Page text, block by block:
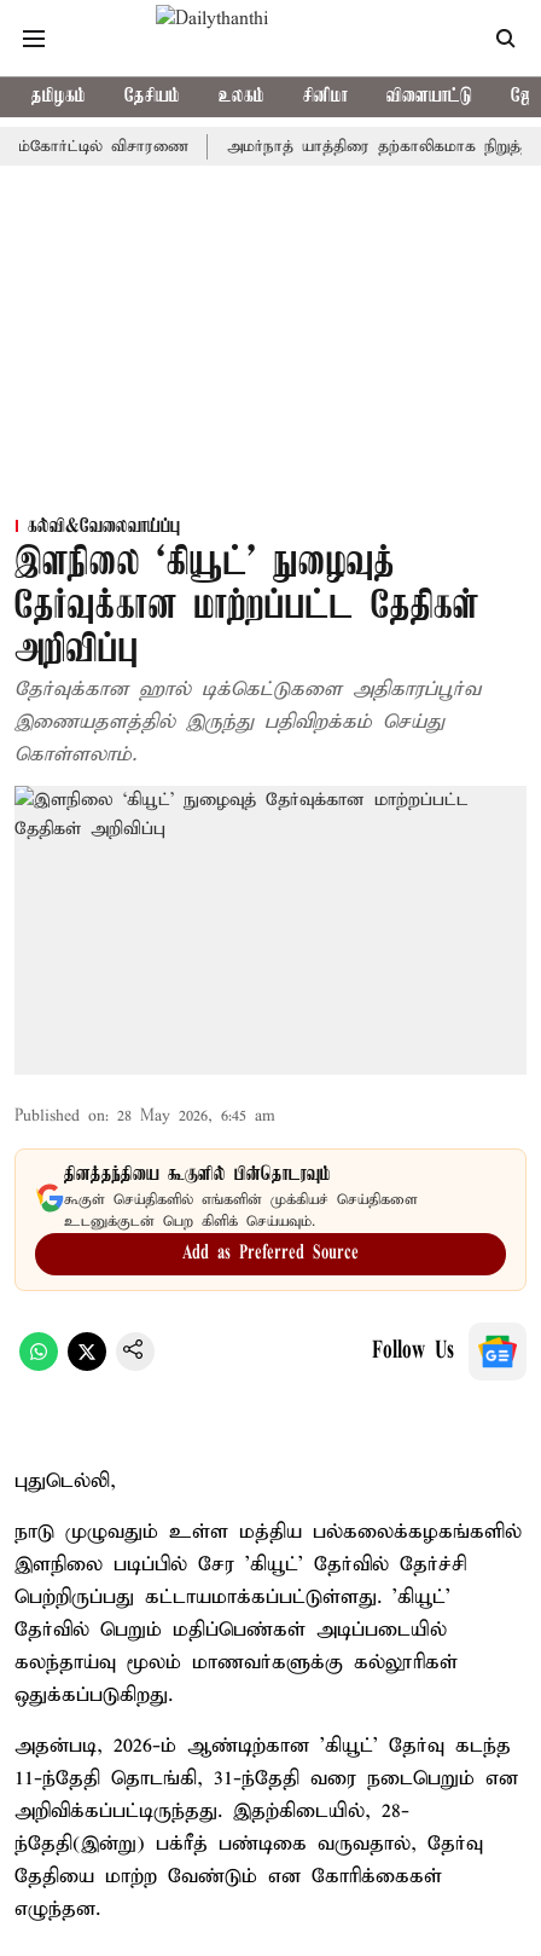
தமிழகம் தேசியம் உலகம் சினிமா விளையாட்டு
விசாரணை அமர்நாத் யாத்திரை தற்காலிகமாக நிறுத்தம்
கல்வி&வேலைவாய்ப்பு
இளநிலை ‘கியூட்’ நுழைவுத்
தேர்வுக்கான மாற்றப்பட்ட தேதிகள்
அறிவிப்பு
தேர்வுக்கான ஹால் டிக்கெட்டுகளை அதிகாரப்பூர்வ
இணையதளத்தில் இருந்து பதிவிறக்கம் செய்து
கொள்ளலாம்.
Published on: 28 May 2026, 6:45 am
தினத்தந்தியை கூகுளில் பின்தொடரவும்
கூகுள் செய்திகளில் எங்களின் முக்கியச் செய்திகளை
உடனுக்குடன் பெற கிளிக் செய்யவும்.
Add as Preferred Source
Follow Us
புதுடெல்லி,
நாடு முழுவதும் உள்ள மத்திய பல்கலைக்கழகங்களில்
இளநிலை படிப்பில் சேர 'கியூட்' தேர்வில் தேர்ச்சி
பெற்றிருப்பது கட்டாயமாக்கப்பட்டுள்ளது. 'கியூட்'
தேர்வில் பெறும் மதிப்பெண்கள் அடிப்படையில்
கலந்தாய்வு மூலம் மாணவர்களுக்கு கல்லூரிகள்
ஒதுக்கப்படுகிறது.
அதன்படி, 2026-ம் ஆண்டிற்கான 'கியூட்' தேர்வு கடந்த
11-ந்தேதி தொடங்கி, 31-ந்தேதி வரை நடைபெறும் என
அறிவிக்கப்பட்டிருந்தது. இதற்கிடையில், 28-
ந்தேதி(இன்று) பக்ரீத் பண்டிகை வருவதால், தேர்வு
தேதியை மாற்ற வேண்டும் என கோரிக்கைகள்
எழுந்தன.